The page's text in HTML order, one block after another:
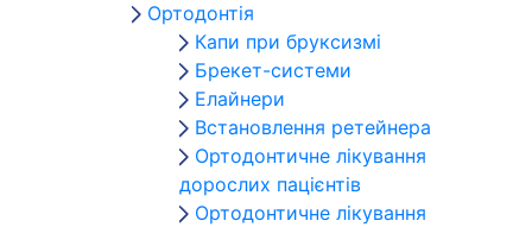
Ортодонтія
Капи при бруксизмі
Брекет-системи
Елайнери
Встановлення ретейнера
Ортодонтичне лікування
дорослих пацієнтів
Ортодонтичне лікування